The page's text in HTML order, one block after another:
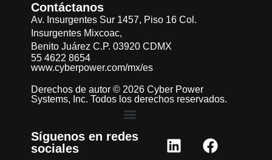
Contáctanos
Av. Insurgentes Sur 1457, Piso 16 Col.
Insurgentes Mixcoac,
Benito Juárez C.P. 03920 CDMX
55 4622 8654
www.cyberpower.com/mx/es
Derechos de autor © 2026 Cyber Power
Systems, Inc. Todos los derechos reservados.
Síguenos en redes
sociales